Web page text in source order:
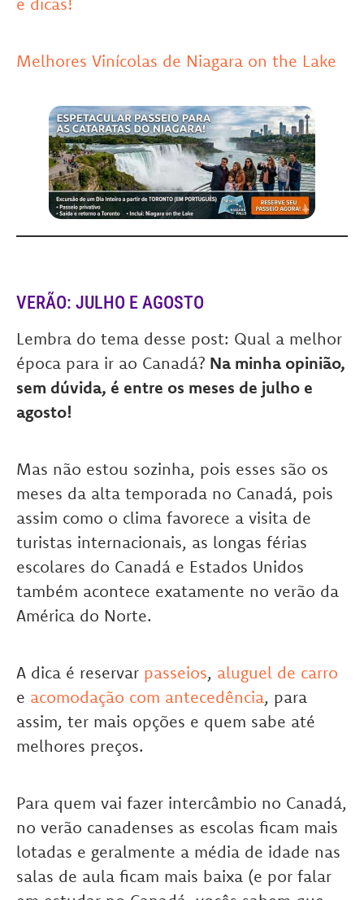
Melhores Vinícolas de Niagara on the Lake
VERÃO: JULHO E AGOSTO
Lembra do tema desse post: Qual a melhor
época para ir ao Canadá? Na minha opinião,
sem dúvida, é entre os meses de julho e
agosto!
Mas não estou sozinha, pois esses são os
meses da alta temporada no Canadá, pois
assim como o clima favorece a visita de
turistas internacionais, as longas férias
escolares do Canadá e Estados Unidos
também acontece exatamente no verão da
América do Norte.
A dica é reservar passeios, aluguel de carro
e acomodação com antecedência, para
assim, ter mais opções e quem sabe até
melhores preços.
Para quem vai fazer intercâmbio no Canadá,
no verão canadenses as escolas ficam mais
lotadas e geralmente a média de idade nas
salas de aula ficam mais baixa (e por falar